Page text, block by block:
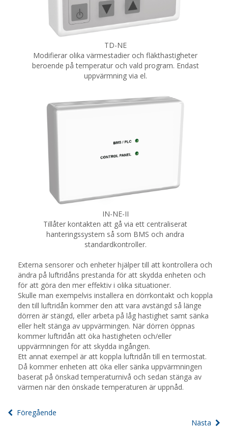
TD-NE
Modifierar olika värmestadier och fläkthastigheter
beroende på temperatur och vald program. Endast
uppvärmning via el.
IN-NE-II
Tillåter kontakten att gå via ett centraliserat
hanteringssystem så som BMS och andra
standardkontroller.
Externa sensorer och enheter hjälper till att kontrollera och
ändra på luftridåns prestanda för att skydda enheten och
för att göra den mer effektiv i olika situationer.
Skulle man exempelvis installera en dörrkontakt och koppla
den till luftridån kommer den att vara avstängd så länge
dörren är stängd, eller arbeta på låg hastighet samt sänka
eller helt stänga av uppvärmingen. När dörren öppnas
kommer luftridån att öka hastigheten och/eller
uppvärmningen för att skydda ingången.
Ett annat exempel är att koppla luftridån till en termostat.
Då kommer enheten att öka eller sänka uppvärmningen
baserat på önskad temperaturnivå och sedan stänga av
värmen när den önskade temperaturen är uppnåd.
Föregående
Nästa